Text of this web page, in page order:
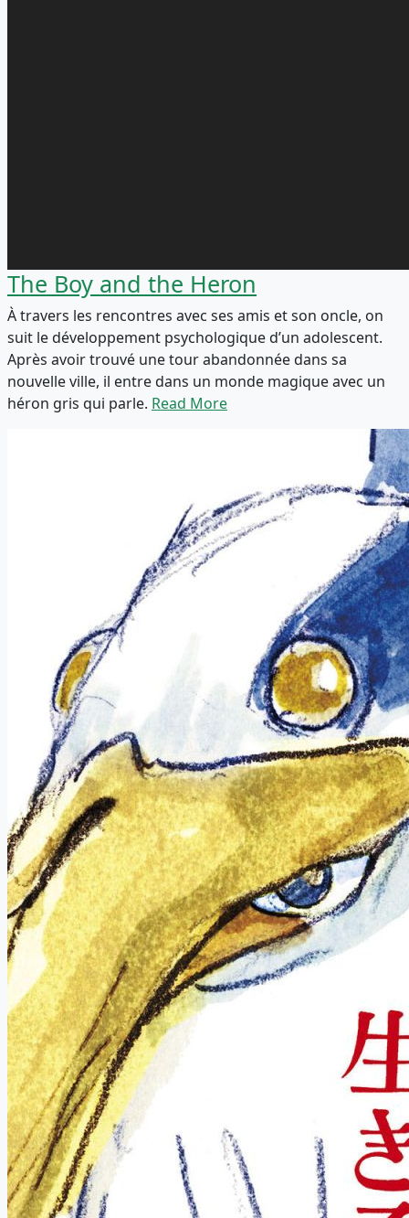
The Boy and the Heron
À travers les rencontres avec ses amis et son oncle, on
suit le développement psychologique d’un adolescent.
Après avoir trouvé une tour abandonnée dans sa
nouvelle ville, il entre dans un monde magique avec un
héron gris qui parle. Read More